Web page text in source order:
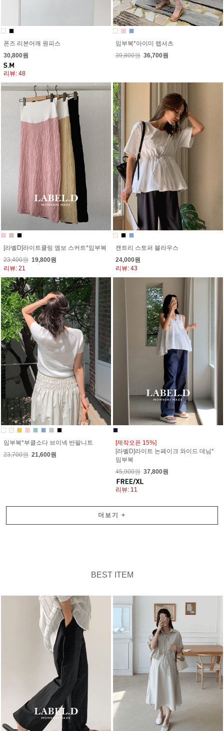
폰즈 리본어깨 원피스
30,800원
리뷰: 48
임부복*아이미 랩셔츠
39,800원 36,700원
[라벨D]라이트쿨링 엠보 스커트*임부복
23,400원 19,800원
리뷰: 21
캔트리 스토퍼 블라우스
24,000원
리뷰: 43
임부복*부클소다 브이넥 반팔니트
23,700원 21,600원
[제작오픈 15%]
[라벨D]라이트 논페이크 와이드 데님*
임부복
45,900원 37,800원
리뷰: 11
더보기 +
BEST ITEM